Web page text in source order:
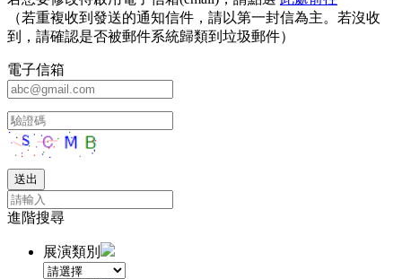
（若重複收到發送的通知信件，請以第一封信為主。若沒收
到，請確認是否被郵件系統歸類到垃圾郵件）
電子信箱
進階搜尋
展演類別